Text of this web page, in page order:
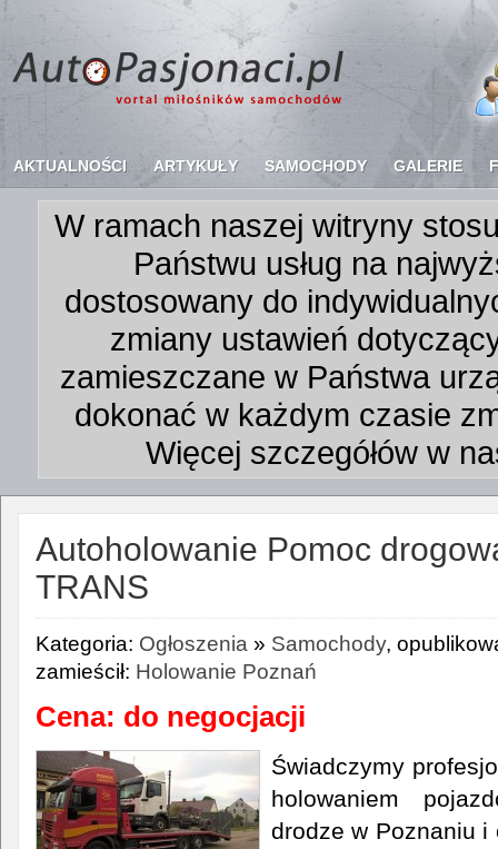
AKTUALNOŚCI ARTYKUŁY SAMOCHODY GALERIE
W ramach naszej witryny
Państwu usług na
dostosowany do
zmiany ustawień
zamieszczane w Państwa
dokonać w każdym czasie
Więcej szczegółów w
Autoholowanie Pomoc
TRANS
Kategoria: Ogłoszenia » Samochody,
zamieścił: Holowanie Poznań
Cena: do negocjacji
Świadczymy
holowaniem
drodze w Poznaniu